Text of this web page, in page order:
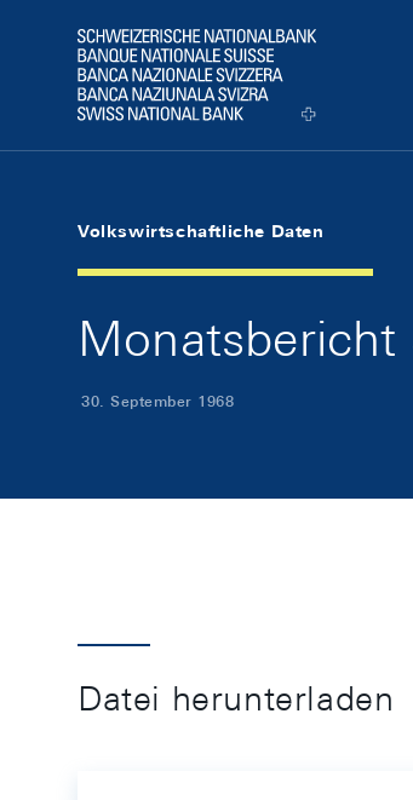
Logo
Volkswirtschaftliche Daten
Monatsbericht
30. September 1968
Datei herunterladen